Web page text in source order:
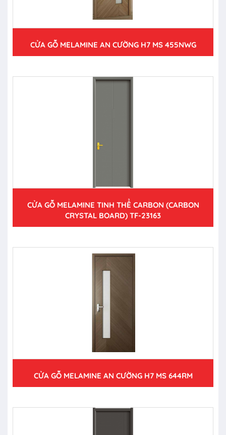
CỬA GỖ MELAMINE AN CƯỜNG H7 MS 455NWG
CỬA GỖ MELAMINE TINH THỂ CARBON (CARBON
CRYSTAL BOARD) TF-23163
CỬA GỖ MELAMINE AN CƯỜNG H7 MS 644RM